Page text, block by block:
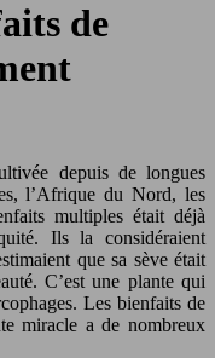
de
l’Afrique du Nord, les
multiples était déjà
Ils la considéraient
que sa sève était
C’est une plante qui
Les bienfaits de
miracle a de nombreux